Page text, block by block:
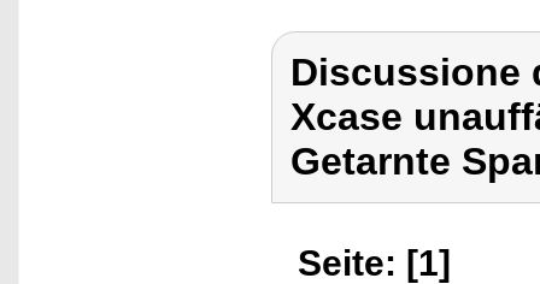
Discussione
Xcase
Getarnte
Seite: [1]